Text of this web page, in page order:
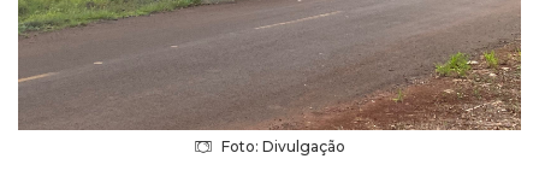
Foto: Divulgação